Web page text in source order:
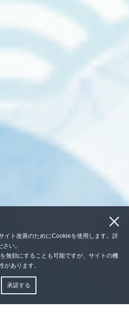
イト改善のためにCookieを使用します。詳
い。
無効にすることも可能ですが、サイトの機
があります。
承諾する